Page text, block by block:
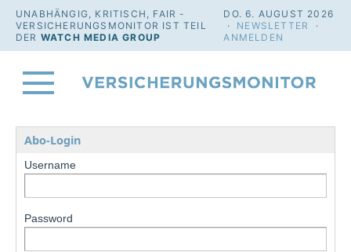
UNABHÄNGIG, KRITISCH, FAIR -
VERSICHERUNGSMONITOR IST TEIL
DER WATCH MEDIA GROUP
DO. 6. AUGUST 2026
· NEWSLETTER
·
ANMELDEN
Abo-Login
Username
Password